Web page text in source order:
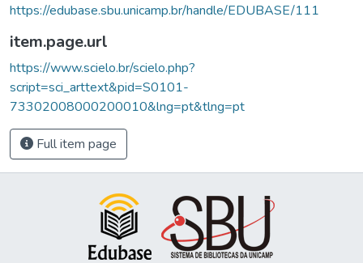
https://edubase.sbu.unicamp.br/handle/EDUBASE/111
item.page.url
https://www.scielo.br/scielo.php?
script=sci_arttext&pid=S0101-
73302008000200010&lng=pt&tlng=pt
Full item page